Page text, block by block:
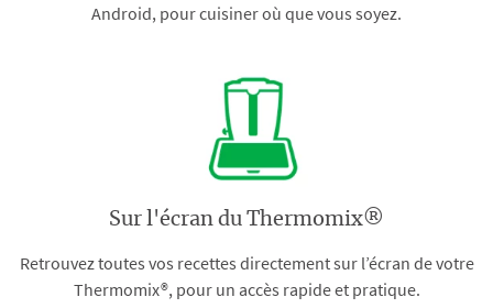
Android, pour cuisiner où que vous soyez.
Sur l'écran du Thermomix®
Retrouvez toutes vos recettes directement sur l’écran de votre
Thermomix®, pour un accès rapide et pratique.